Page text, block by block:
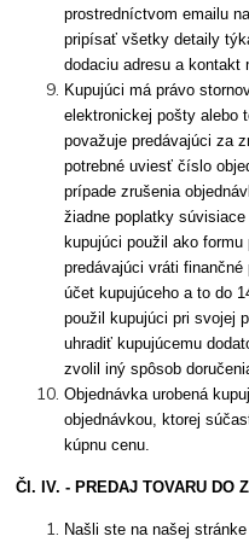
prostredníctvom emailu
pripísať všetky detaily
dodaciu adresu a kontakt
Kupujúci má právo
elektronickej pošty alebo
považuje predávajúci za
potrebné uviesť číslo
prípade zrušenia
žiadne poplatky
kupujúci použil ako formu
predávajúci vráti
účet kupujúceho a to do
použil kupujúci pri svojej
uhradiť kupujúcemu
zvolil iný spôsob
Objednávka urobená
objednávkou, ktorej
kúpnu cenu.
Čl. IV. - PREDAJ TOVARU DO
Našli ste na našej